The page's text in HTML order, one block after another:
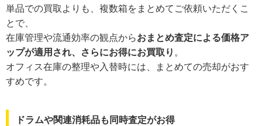
単品での買取よりも、複数箱をまとめてご依頼いただくこ
とで、
在庫管理や流通効率の観点からおまとめ査定による価格ア
ップが適用され、さらにお得にお買取り 。
オフィス在庫の整理や入替時には、まとめての売却がおす
すめです。
ドラムや関連消耗品も同時査定がお得